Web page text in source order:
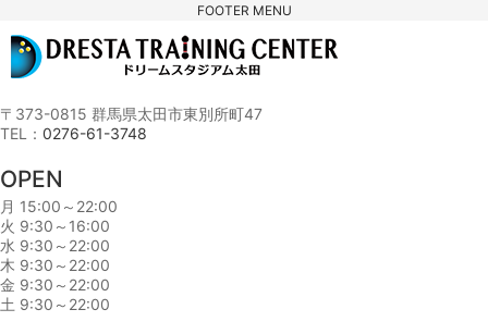
FOOTER MENU
〒373-0815 群馬県太田市東別所町47
TEL： 0276-61-3748
OPEN
月 15:00～22:00
火 9:30～16:00
水 9:30～22:00
木 9:30～22:00
金 9:30～22:00
土 9:30～22:00